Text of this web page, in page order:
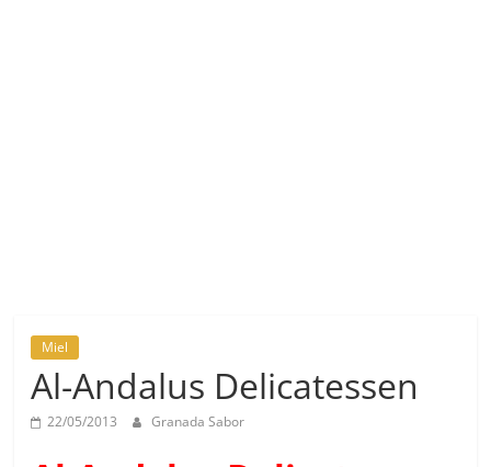
Miel
Al-Andalus Delicatessen
22/05/2013 Granada Sabor